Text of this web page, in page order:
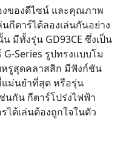
งของดีไซน์ และคุณภาพ
กีตาร์ได้ลองเล่นกันอย่าง
มีทั้งรุ่น GD93CE ซึ่งเป็น
Series รูปทรงแบบโม
หรูสุดคลาสสิก มีฟังก์ชัน
แม่นยำที่สุด หรือรุ่น
นกัน กีตาร์โปร่งไฟฟ้า
ได้เล่นต้องถูกใจในตัว